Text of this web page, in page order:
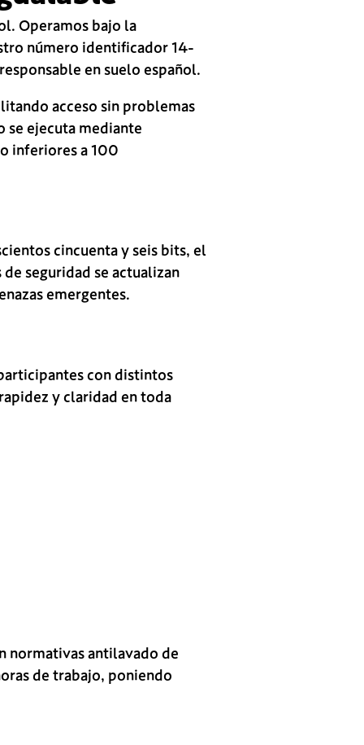
Operamos bajo la
número identificador 14-
en suelo español.
acceso sin problemas
se ejecuta mediante
inferiores a 100
cincuenta y seis bits, el
seguridad se actualizan
emergentes.
con distintos
y claridad en toda
normativas antilavado de
de trabajo, poniendo